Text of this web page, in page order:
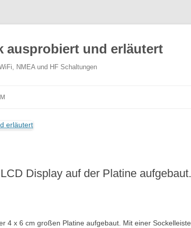
ausprobiert und erläutert
NMEA und HF Schaltungen
Display auf der Platine aufgebaut.
4 x 6 cm großen Platine aufgebaut. Mit einer Sockelleiste